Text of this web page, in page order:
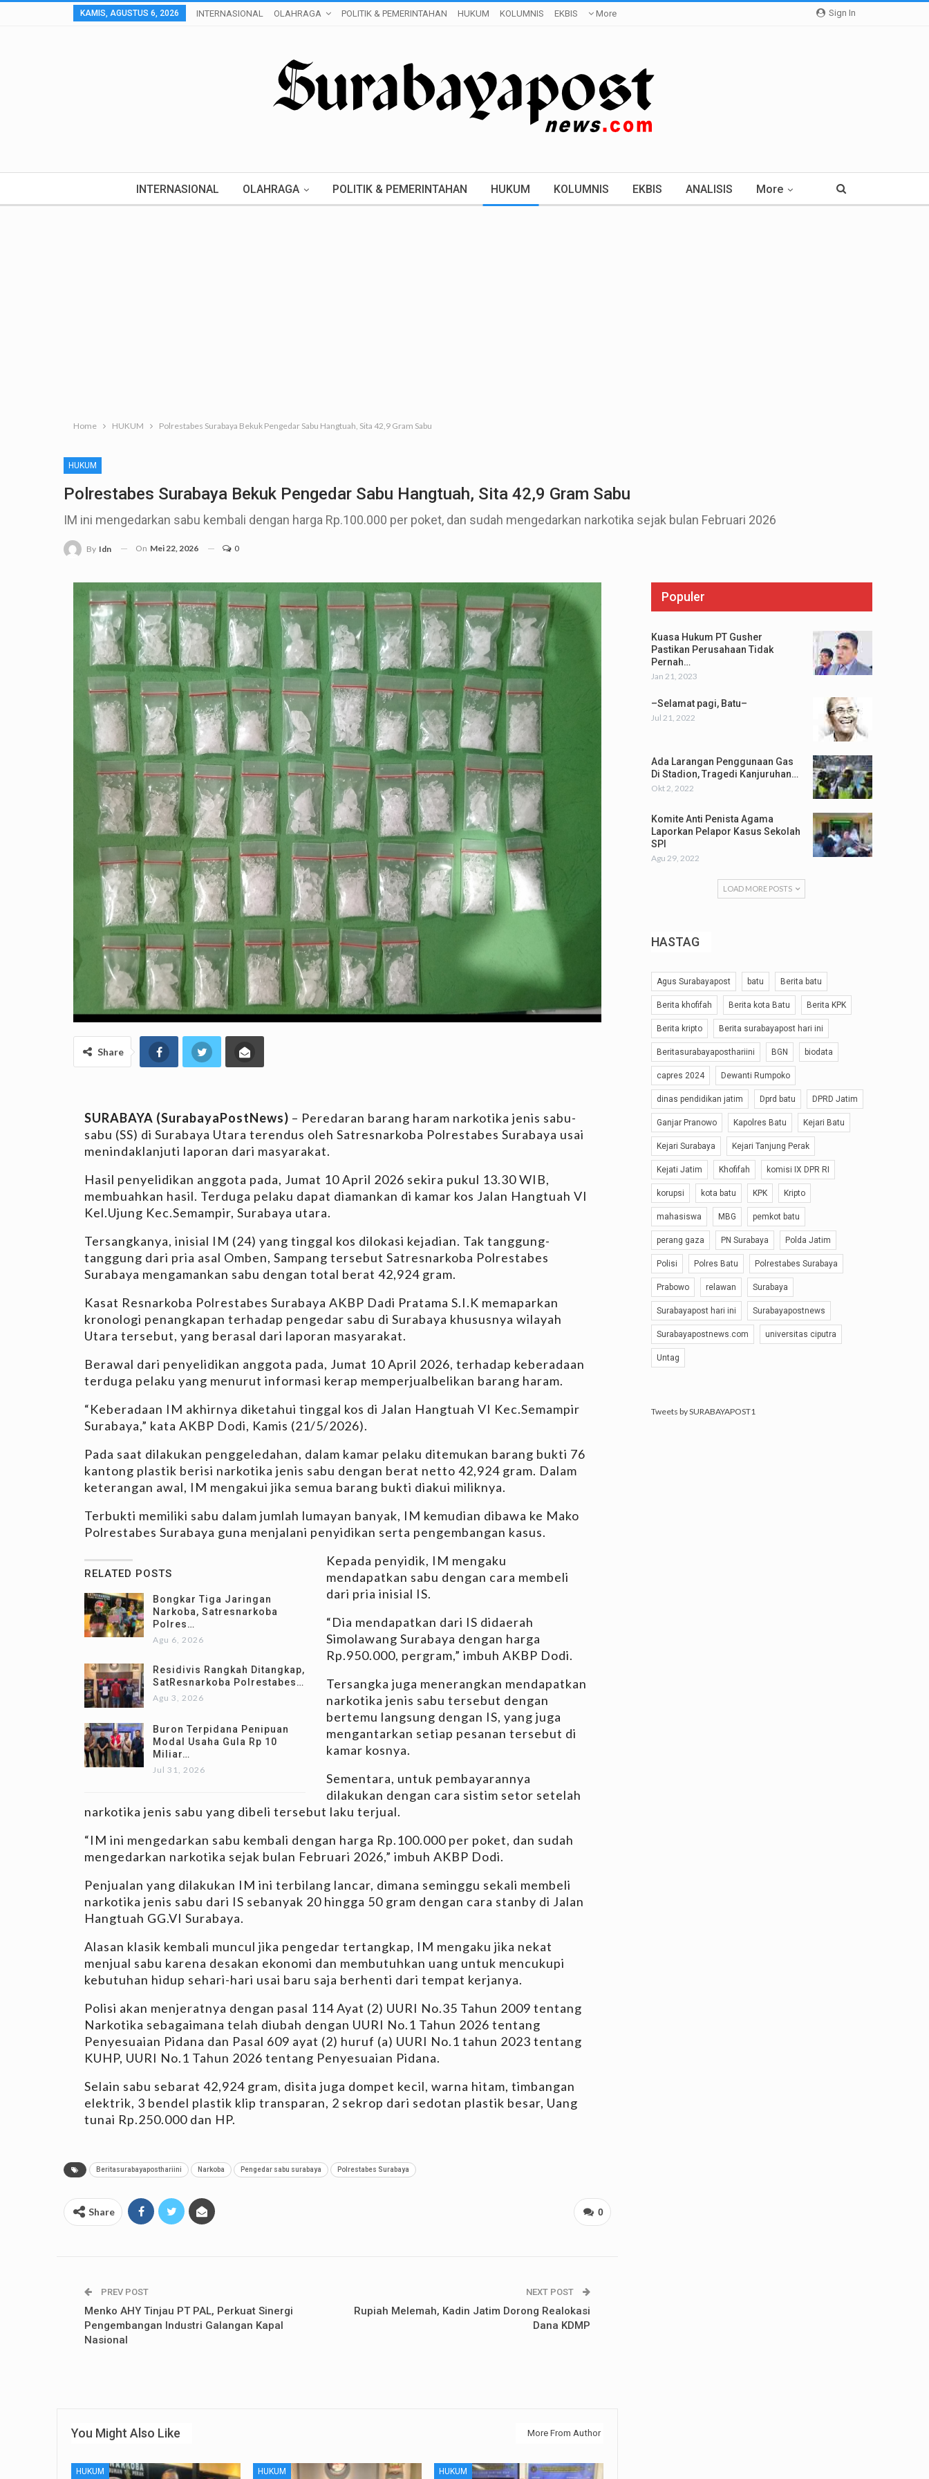
Sign In
KAMIS, AGUSTUS 6, 2026 INTERNASIONAL OLAHRAGA POLITIK & PEMERINTAHAN HUKUM KOLUMNIS EKBIS More
INTERNASIONAL OLAHRAGA POLITIK & PEMERINTAHAN HUKUM KOLUMNIS EKBIS ANALISIS More
Home HUKUM Polrestabes Surabaya Bekuk Pengedar Sabu Hangtuah, Sita 42,9 Gram Sabu
HUKUM
Polrestabes Surabaya Bekuk Pengedar Sabu Hangtuah, Sita 42,9 Gram Sabu
IM ini mengedarkan sabu kembali dengan harga Rp.100.000 per poket, dan sudah mengedarkan narkotika sejak bulan Februari 2026
By Idn On Mei 22, 2026 0
Share
SURABAYA (SurabayaPostNews) – Peredaran barang haram narkotika jenis sabu-
sabu (SS) di Surabaya Utara terendus oleh Satresnarkoba Polrestabes Surabaya usai
menindaklanjuti laporan dari masyarakat.
Hasil penyelidikan anggota pada, Jumat 10 April 2026 sekira pukul 13.30 WIB,
membuahkan hasil. Terduga pelaku dapat diamankan di kamar kos Jalan Hangtuah VI
Kel.Ujung Kec.Semampir, Surabaya utara.
Tersangkanya, inisial IM (24) yang tinggal kos dilokasi kejadian. Tak tanggung-
tanggung dari pria asal Omben, Sampang tersebut Satresnarkoba Polrestabes
Surabaya mengamankan sabu dengan total berat 42,924 gram.
Kasat Resnarkoba Polrestabes Surabaya AKBP Dadi Pratama S.I.K memaparkan
kronologi penangkapan terhadap pengedar sabu di Surabaya khususnya wilayah
Utara tersebut, yang berasal dari laporan masyarakat.
Berawal dari penyelidikan anggota pada, Jumat 10 April 2026, terhadap keberadaan
terduga pelaku yang menurut informasi kerap memperjualbelikan barang haram.
“Keberadaan IM akhirnya diketahui tinggal kos di Jalan Hangtuah VI Kec.Semampir
Surabaya,” kata AKBP Dodi, Kamis (21/5/2026).
Pada saat dilakukan penggeledahan, dalam kamar pelaku ditemukan barang bukti 76
kantong plastik berisi narkotika jenis sabu dengan berat netto 42,924 gram. Dalam
keterangan awal, IM mengakui jika semua barang bukti diakui miliknya.
Terbukti memiliki sabu dalam jumlah lumayan banyak, IM kemudian dibawa ke Mako
Polrestabes Surabaya guna menjalani penyidikan serta pengembangan kasus.
RELATED POSTS
Bongkar Tiga Jaringan
Narkoba, Satresnarkoba
Polres…
Agu 6, 2026
Residivis Rangkah Ditangkap,
SatResnarkoba Polrestabes…
Agu 3, 2026
Buron Terpidana Penipuan
Modal Usaha Gula Rp 10
Miliar…
Jul 31, 2026
Kepada penyidik, IM mengaku
mendapatkan sabu dengan cara membeli
dari pria inisial IS.
“Dia mendapatkan dari IS didaerah
Simolawang Surabaya dengan harga
Rp.950.000, pergram,” imbuh AKBP Dodi.
Tersangka juga menerangkan mendapatkan
narkotika jenis sabu tersebut dengan
bertemu langsung dengan IS, yang juga
mengantarkan setiap pesanan tersebut di
kamar kosnya.
Sementara, untuk pembayarannya
dilakukan dengan cara sistim setor setelah
narkotika jenis sabu yang dibeli tersebut laku terjual.
“IM ini mengedarkan sabu kembali dengan harga Rp.100.000 per poket, dan sudah
mengedarkan narkotika sejak bulan Februari 2026,” imbuh AKBP Dodi.
Penjualan yang dilakukan IM ini terbilang lancar, dimana seminggu sekali membeli
narkotika jenis sabu dari IS sebanyak 20 hingga 50 gram dengan cara stanby di Jalan
Hangtuah GG.VI Surabaya.
Alasan klasik kembali muncul jika pengedar tertangkap, IM mengaku jika nekat
menjual sabu karena desakan ekonomi dan membutuhkan uang untuk mencukupi
kebutuhan hidup sehari-hari usai baru saja berhenti dari tempat kerjanya.
Polisi akan menjeratnya dengan pasal 114 Ayat (2) UURI No.35 Tahun 2009 tentang
Narkotika sebagaimana telah diubah dengan UURI No.1 Tahun 2026 tentang
Penyesuaian Pidana dan Pasal 609 ayat (2) huruf (a) UURI No.1 tahun 2023 tentang
KUHP, UURI No.1 Tahun 2026 tentang Penyesuaian Pidana.
Selain sabu sebarat 42,924 gram, disita juga dompet kecil, warna hitam, timbangan
elektrik, 3 bendel plastik klip transparan, 2 sekrop dari sedotan plastik besar, Uang
tunai Rp.250.000 dan HP.
Beritasurabayaposthariini Narkoba Pengedar sabu surabaya Polrestabes Surabaya
0
Share
PREV POST
Menko AHY Tinjau PT PAL, Perkuat Sinergi
Pengembangan Industri Galangan Kapal
Nasional
NEXT POST
Rupiah Melemah, Kadin Jatim Dorong Realokasi
Dana KDMP
You Might Also Like More From Author
HUKUM HUKUM HUKUM
Populer
Kuasa Hukum PT Gusher
Pastikan Perusahaan Tidak
Pernah…
Jan 21, 2023
–Selamat pagi, Batu–
Jul 21, 2022
Ada Larangan Penggunaan Gas
Di Stadion, Tragedi Kanjuruhan…
Okt 2, 2022
Komite Anti Penista Agama
Laporkan Pelapor Kasus Sekolah
SPI
Agu 29, 2022
LOAD MORE POSTS
HASTAG
Agus Surabayapost batu Berita batu
Berita khofifah Berita kota Batu Berita KPK
Berita kripto Berita surabayapost hari ini
Beritasurabayaposthariini BGN biodata
capres 2024 Dewanti Rumpoko
dinas pendidikan jatim Dprd batu DPRD Jatim
Ganjar Pranowo Kapolres Batu Kejari Batu
Kejari Surabaya Kejari Tanjung Perak
Kejati Jatim Khofifah komisi IX DPR RI
korupsi kota batu KPK Kripto
mahasiswa MBG pemkot batu
perang gaza PN Surabaya Polda Jatim
Polisi Polres Batu Polrestabes Surabaya
Prabowo relawan Surabaya
Surabayapost hari ini Surabayapostnews
Surabayapostnews.com universitas ciputra
Untag
Tweets by SURABAYAPOST1